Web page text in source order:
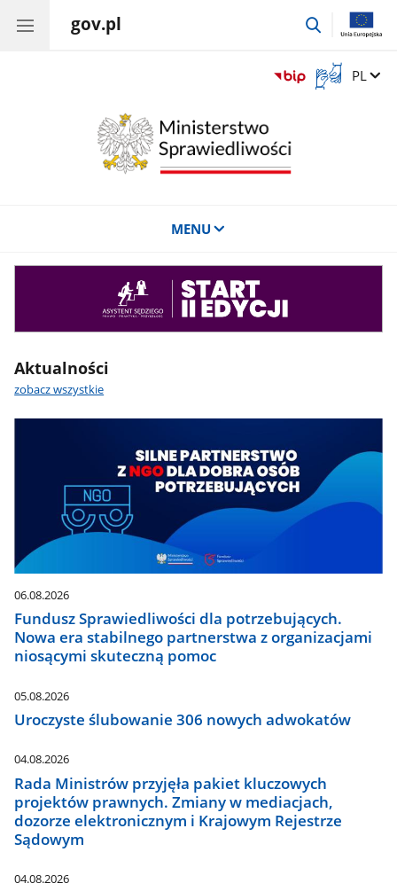
gov.pl
przejdź
Otwórz
okno
Zmień
PL
MENU
Aktualności
zobacz wszystkie
06.08.2026
Fundusz Sprawiedliwości dla potrzebujących.
Nowa era stabilnego partnerstwa z organizacjami
niosącymi skuteczną pomoc
05.08.2026
Uroczyste ślubowanie 306 nowych adwokatów
04.08.2026
Rada Ministrów przyjęła pakiet kluczowych
projektów prawnych. Zmiany w mediacjach,
dozorze elektronicznym i Krajowym Rejestrze
Sądowym
04.08.2026